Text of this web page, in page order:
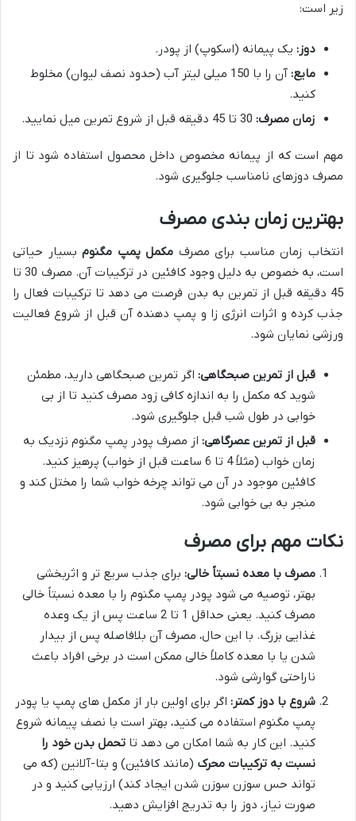
زیر است:
دوز: یک پیمانه (اسکوپ) از پودر.
مایع:
آن را با 150 میلی لیتر آب (حدود نصف لیوان) مخلوط
کنید.
زمان مصرف:
مهم است که از پیمانه مخصوص داخل محصول استفاده شود تا از
مصرف دوزهای نامناسب جلوگیری شود.
بهترین زمان بندی مصرف
انتخاب زمان مناسب برای مصرف مکمل پمپ مگنومبسیار حیاتی
است، به خصوص به دلیل وجود کافئین در ترکیبات آن. مصرف 30 تا
45 دقیقه قبل از تمرین به بدن فرصت می دهد تا ترکیبات فعال را
جذب کرده و اثرات انرژی زا و پمپ دهنده آن قبل از شروع فعالیت
ورزشی نمایان شود.
قبل از تمرین صبحگاهی: اگر تمرین صبحگاهی دارید، مطمئن
شوید که مکمل را به اندازه کافی زود مصرف کنید تا از بی
خوابی در طول شب قبل جلوگیری شود.
قبل از تمرین عصرگاهی: از مصرف پودر پمپ مگنوم نزدیک به
زمان خواب (مثلاً 4 تا 6 ساعت قبل از خواب) پرهیز کنید.
کافئین موجود در آن می تواند چرخه خواب شما را مختل کند و
منجر به بی خوابی شود.
نکات مهم برای مصرف
مصرف با معده نسبتاً خالی: برای جذب سریع تر و اثربخشی
بهتر، توصیه می شود پودر پمپ مگنوم را با معده نسبتاً خالی
مصرف کنید. یعنی حداقل 1 تا 2 ساعت پس از یک وعده
غذایی بزرگ. با این حال، مصرف آن بلافاصله پس از بیدار
شدن یا با معده کاملاً خالی ممکن است در برخی افراد باعث
ناراحتی گوارشی شود.
شروع با دوز کمتر: اگر برای اولین بار از مکمل های پمپ یا پودر
پمپ مگنوم استفاده می کنید، بهتر است با نصف پیمانه شروع
کنید. این کار به شما امکان می دهد تا تحمل بدن خود را
نسبت به ترکیبات محرک (مانند کافئین) و بتا-آلانین (که می
تواند حس سوزن سوزن شدن ایجاد کند) ارزیابی کنید و در
صورت نیاز، دوز را به تدریج افزایش دهید.